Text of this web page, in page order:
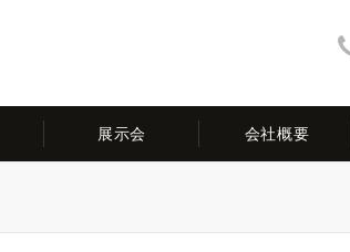
展示会 会社概要